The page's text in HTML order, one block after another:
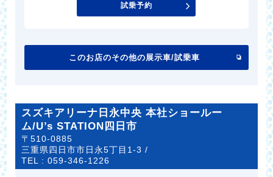
試乗予約
このお店のその他の展示車/試乗車
スズキアリーナ日永中央 本社ショールー
ム/U’s STATION四日市
〒510-0885
三重県四日市市日永5丁目1-3 /
TEL :059-346-1226